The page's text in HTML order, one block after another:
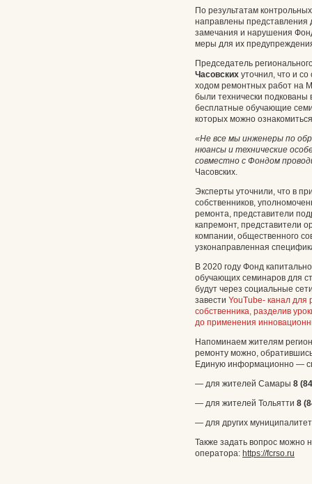
По результатам
направлены
замечания и нарушения
меры для их
Председатель
Часовских уточнил, что и
ходом ремонтных работ на
были технически подкованы
бесплатные обучающие
которых можно
«Не все мы инженеры по
нюансы и технические
совместно с Фондом
Часовских.
Эксперты уточнили, что в
собственников,
ремонта, представители
капремонт, представители
компании, общественного
узконаправленная
В 2020 году Фонд
обучающих семинаров для
будут через социальные
завести YouTube- канал для
собственника, разделив
до применения
Напоминаем жителям
ремонту можно,
Единую информационно —
— для жителей Самары 8
— для жителей Тольятти 8
— для других
Также задать вопрос можно
оператора: https://fcrso.ru